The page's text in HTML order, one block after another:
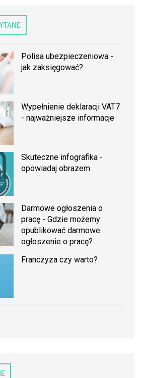
Polisa ubezpieczeniowa -
jak zaksięgować?
Wypełnienie deklaracji VAT7
- najważniejsze informacje
Skuteczne infografika -
opowiadaj obrazem
Darmowe ogłoszenia o
pracę - Gdzie możemy
opublikować darmowe
ogłoszenie o pracę?
Franczyza czy warto?